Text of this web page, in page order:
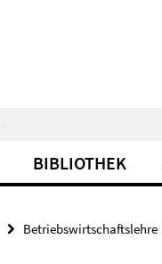
BIBLIOTHEK
Betriebswirtschaftslehre